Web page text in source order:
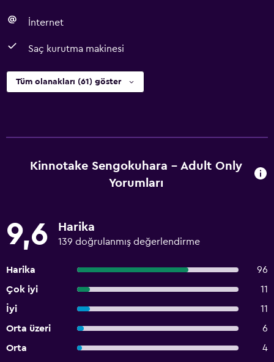
İnternet
Saç kurutma makinesi
Tüm olanakları (61) göster
Kinnotake Sengokuhara - Adult Only
Yorumları
9,6 Harika
139 doğrulanmış değerlendirme
Harika
96
Çok iyi
11
İyi
11
Orta üzeri
6
Orta
4